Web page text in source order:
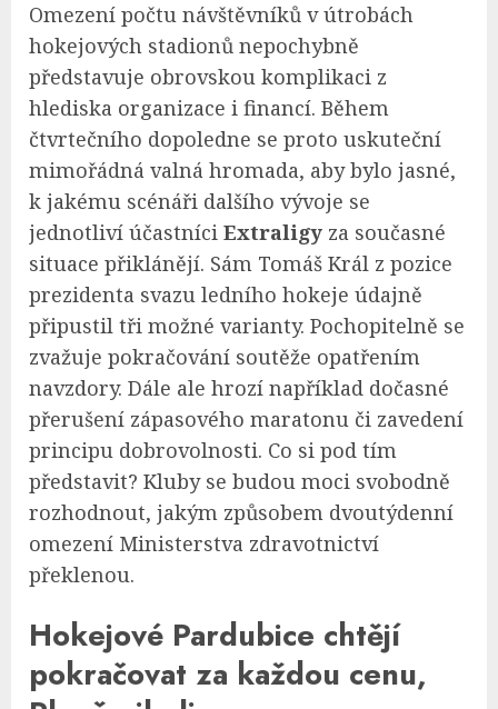
Omezení počtu návštěvníků v útrobách
hokejových stadionů nepochybně
představuje obrovskou komplikaci z
hlediska organizace i financí. Během
čtvrtečního dopoledne se proto uskuteční
mimořádná valná hromada, aby bylo jasné,
k jakému scénáři dalšího vývoje se
jednotliví účastníci Extraligy za současné
situace přiklánějí. Sám Tomáš Král z pozice
prezidenta svazu ledního hokeje údajně
připustil tři možné varianty. Pochopitelně se
zvažuje pokračování soutěže opatřením
navzdory. Dále ale hrozí například dočasné
přerušení zápasového maratonu či zavedení
principu dobrovolnosti. Co si pod tím
představit? Kluby se budou moci svobodně
rozhodnout, jakým způsobem dvoutýdenní
omezení Ministerstva zdravotnictví
překlenou.
Hokejové Pardubice chtějí
pokračovat za každou cenu,